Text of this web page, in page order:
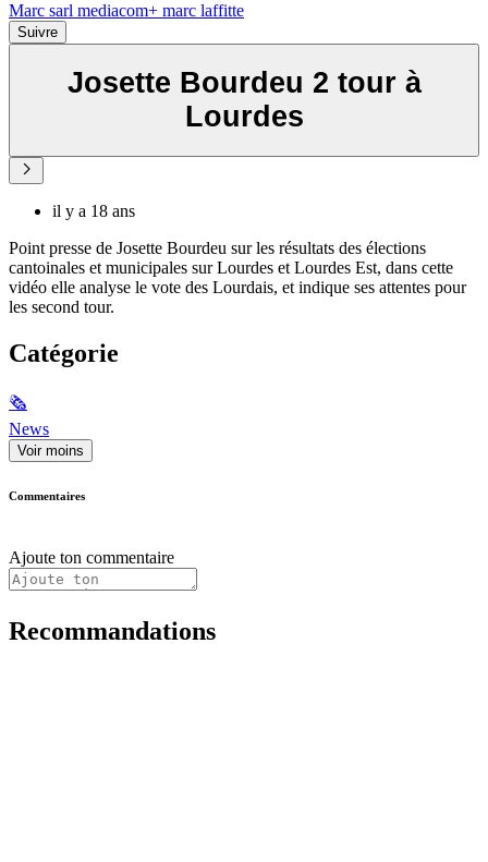
Marc sarl mediacom+ marc laffitte
Suivre
Josette Bourdeu 2 tour à
Lourdes
il y a 18 ans
Point presse de Josette Bourdeu sur les résultats des élections
cantoinales et municipales sur Lourdes et Lourdes Est, dans cette
vidéo elle analyse le vote des Lourdais, et indique ses attentes pour
les second tour.
Catégorie
🗞
News
Voir moins
Commentaires
Ajoute ton commentaire
Recommandations